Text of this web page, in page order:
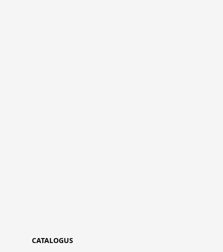
CATALOGUS